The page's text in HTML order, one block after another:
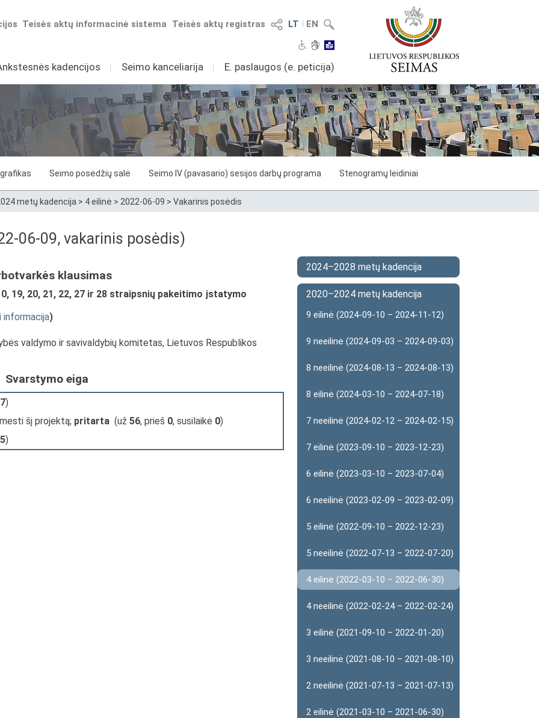
LT I EN
Teisės aktų registras
Teisės aktų informacinė sistema
kadencijos I Seimo kanceliarija I E. paslaugos (e. peticija)
grafikas Seimo posėdžių salė Seimo IV (pavasario) sesijos darbų programa Stenogramų leidiniai
metų kadencija > 4 eilinė > 2022-06-09 > Vakarinis posėdis
06-09, vakarinis posėdis)
klausimas
19, 20, 21, 22, 27 ir 28 straipsnių pakeitimo įstatymo
informacija)
valdymo ir savivaldybių komitetas, Lietuvos Respublikos
Svarstymo eiga
)
šį projektą; pritarta (už 56, prieš 0, susilaikė 0)
)
2024–2028 metų kadencija
2020–2024 metų kadencija
9 eilinė (2024-09-10 – 2024-11-12)
9 neeilinė (2024-09-03 – 2024-09-03)
8 neeilinė (2024-08-13 – 2024-08-13)
8 eilinė (2024-03-10 – 2024-07-18)
7 neeilinė (2024-02-12 – 2024-02-15)
7 eilinė (2023-09-10 – 2023-12-23)
6 eilinė (2023-03-10 – 2023-07-04)
6 neeilinė (2023-02-09 – 2023-02-09)
5 eilinė (2022-09-10 – 2022-12-23)
5 neeilinė (2022-07-13 – 2022-07-20)
4 eilinė (2022-03-10 – 2022-06-30)
4 neeilinė (2022-02-24 – 2022-02-24)
3 eilinė (2021-09-10 – 2022-01-20)
3 neeilinė (2021-08-10 – 2021-08-10)
2 neeilinė (2021-07-13 – 2021-07-13)
2 eilinė (2021-03-10 – 2021-06-30)